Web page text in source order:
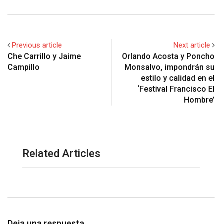
Previous article
Che Carrillo y Jaime
Next article
Orlando Acosta y Poncho
Monsalvo, impondrán su
estilo y calidad en el
‘Festival Francisco El
Hombre’
Related Articles